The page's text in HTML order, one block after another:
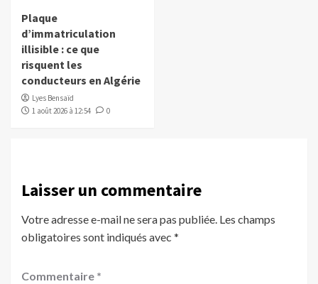
Plaque
d’immatriculation
illisible : ce que
risquent les
conducteurs en Algérie
Lyes Bensaïd
1 août 2026 à 12:54
0
Laisser un commentaire
Votre adresse e-mail ne sera pas publiée. Les champs
obligatoires sont indiqués avec *
Commentaire *